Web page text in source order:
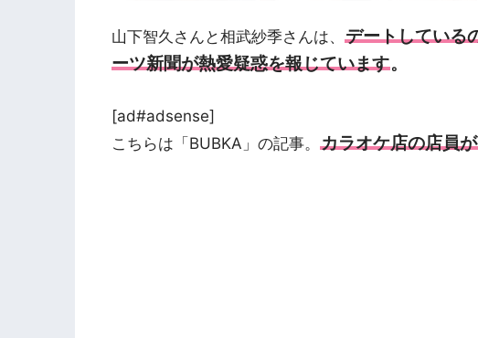
山下智久さんと相武紗季さんは、 デートしている
ーツ新聞が熱愛疑惑を報じています。
[ad#adsense]
こちらは「BUBKA」の記事。 カラオケ店の店員